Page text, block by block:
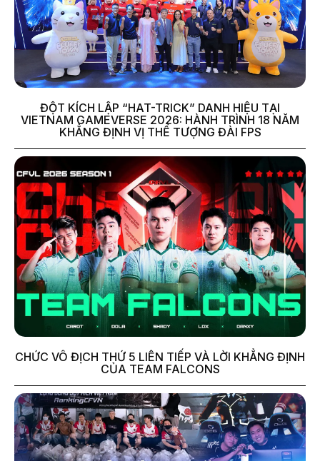
ĐỘT KÍCH LẬP “HAT-TRICK” DANH HIỆU TẠI
VIETNAM GAMEVERSE 2026: HÀNH TRÌNH 18 NĂM
KHẲNG ĐỊNH VỊ THẾ TƯỢNG ĐÀI FPS
CHỨC VÔ ĐỊCH THỨ 5 LIÊN TIẾP VÀ LỜI KHẲNG ĐỊNH
CỦA TEAM FALCONS